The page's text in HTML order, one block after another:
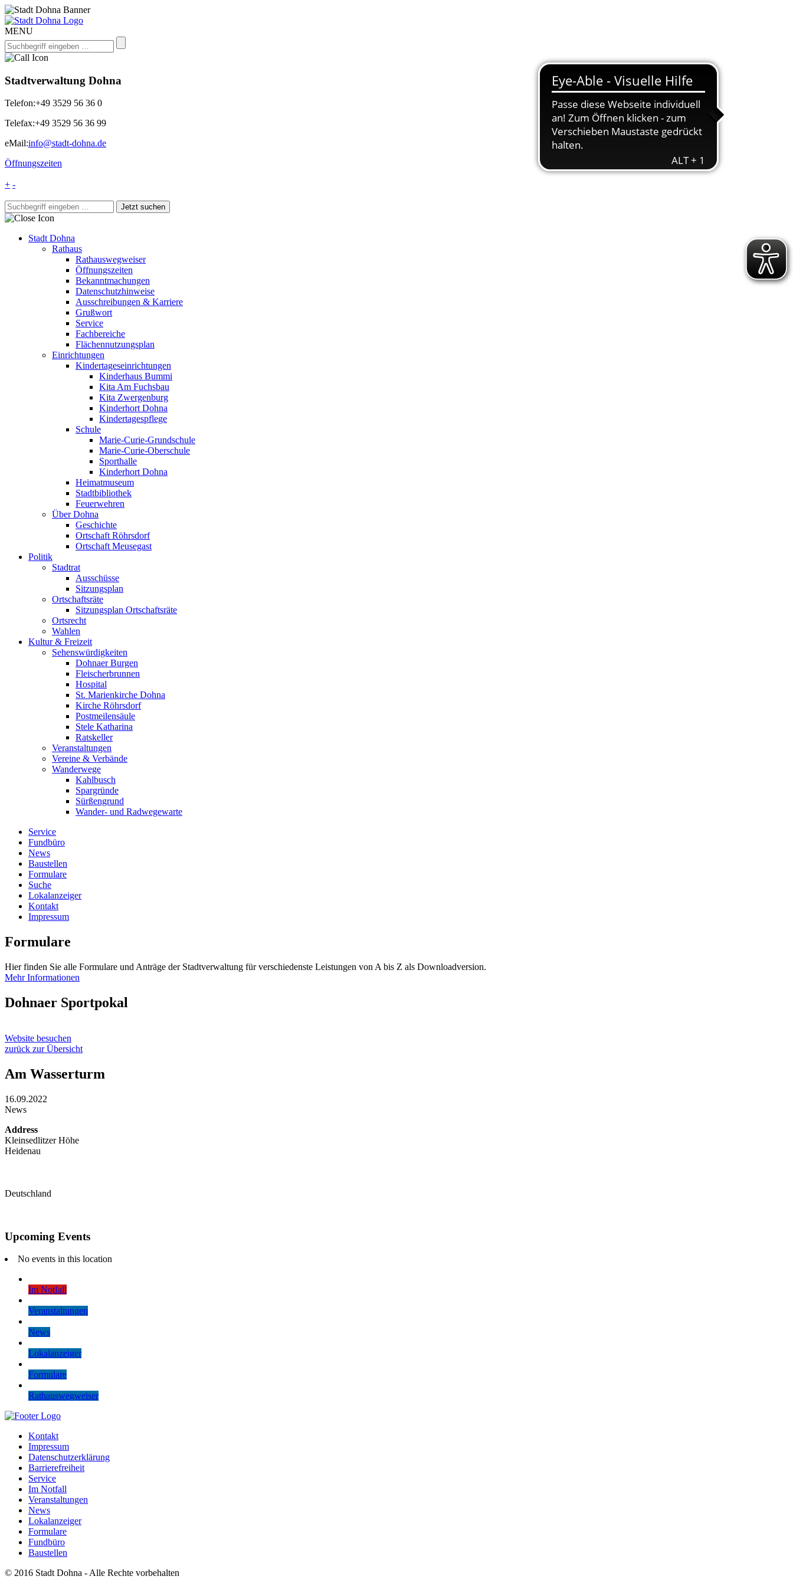
MENU
Stadtverwaltung Dohna
Telefon:+49 3529 56 36 0
Telefax:+49 3529 56 36 99
eMail:info@stadt-dohna.de
Öffnungszeiten
+ -
Stadt Dohna
Rathaus
Rathauswegweiser
Öffnungszeiten
Bekanntmachungen
Datenschutzhinweise
Ausschreibungen & Karriere
Grußwort
Service
Fachbereiche
Flächennutzungsplan
Einrichtungen
Kindertageseinrichtungen
Kinderhaus Bummi
Kita Am Fuchsbau
Kita Zwergenburg
Kinderhort Dohna
Kindertagespflege
Schule
Marie-Curie-Grundschule
Marie-Curie-Oberschule
Sporthalle
Kinderhort Dohna
Heimatmuseum
Stadtbibliothek
Feuerwehren
Über Dohna
Geschichte
Ortschaft Röhrsdorf
Ortschaft Meusegast
Politik
Stadtrat
Ausschüsse
Sitzungsplan
Ortschaftsräte
Sitzungsplan Ortschaftsräte
Ortsrecht
Wahlen
Kultur & Freizeit
Sehenswürdigkeiten
Dohnaer Burgen
Fleischerbrunnen
Hospital
St. Marienkirche Dohna
Kirche Röhrsdorf
Postmeilensäule
Stele Katharina
Ratskeller
Veranstaltungen
Vereine & Verbände
Wanderwege
Kahlbusch
Spargründe
Sürßengrund
Wander- und Radwegewarte
Service
Fundbüro
News
Baustellen
Formulare
Suche
Lokalanzeiger
Kontakt
Impressum
Formulare
Hier finden Sie alle Formulare und Anträge der Stadtverwaltung für verschiedenste Leistungen von A bis Z als Downloadversion.
Mehr Informationen
Dohnaer Sportpokal
Website besuchen
zurück zur Übersicht
Am Wasserturm
16.09.2022
News
Address
Kleinsedlitzer Höhe
Heidenau
Deutschland
Upcoming Events
No events in this location
Im Notfall
Veranstaltungen
News
Lokalanzeiger
Formulare
Rathauswegweiser
Kontakt
Impressum
Datenschutzerklärung
Barrierefreiheit
Service
Im Notfall
Veranstaltungen
News
Lokalanzeiger
Formulare
Fundbüro
Baustellen
© 2016 Stadt Dohna - Alle Rechte vorbehalten